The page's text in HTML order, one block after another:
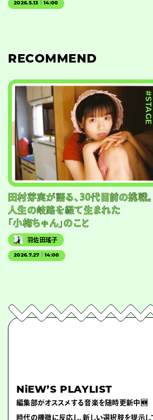
2026.5.13｜14:00
RECOMMEND
#STAGE
田村芽実が語る、30代目前の挑戦。
人生の岐路を経て生まれた
「小梅ちゃん」のこと
羽佐田瑤子
2026.7.27｜14:00
NiEW’S PLAYLIST
編集部がオススメする音楽を随時更新中🆕
時代の機微に反応し、新しい選択肢を提示し